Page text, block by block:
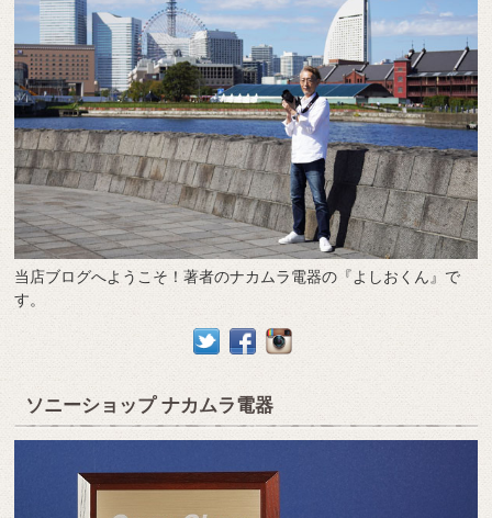
当店ブログへようこそ！著者のナカムラ電器の『よしおくん』で
す。
ソニーショップ ナカムラ電器